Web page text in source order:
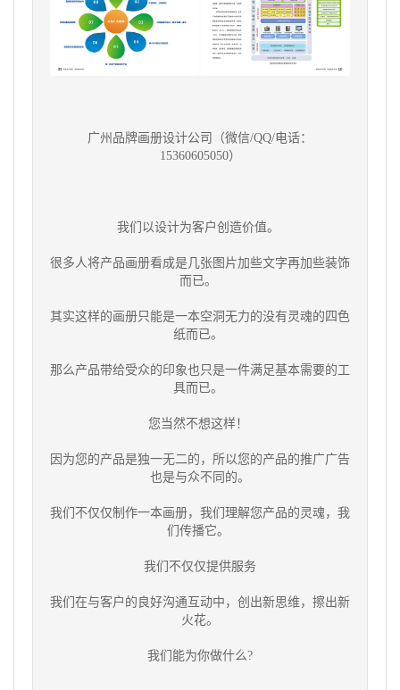
广州品牌画册设计公司（微信/QQ/电话：
15360605050）
我们以设计为客户创造价值。
很多人将产品画册看成是几张图片加些文字再加些装饰
而已。
其实这样的画册只能是一本空洞无力的没有灵魂的四色
纸而已。
那么产品带给受众的印象也只是一件满足基本需要的工
具而已。
您当然不想这样！
因为您的产品是独一无二的，所以您的产品的推广广告
也是与众不同的。
我们不仅仅制作一本画册，我们理解您产品的灵魂，我
们传播它。
我们不仅仅提供服务
我们在与客户的良好沟通互动中，创出新思维，擦出新
火花。
我们能为你做什么?